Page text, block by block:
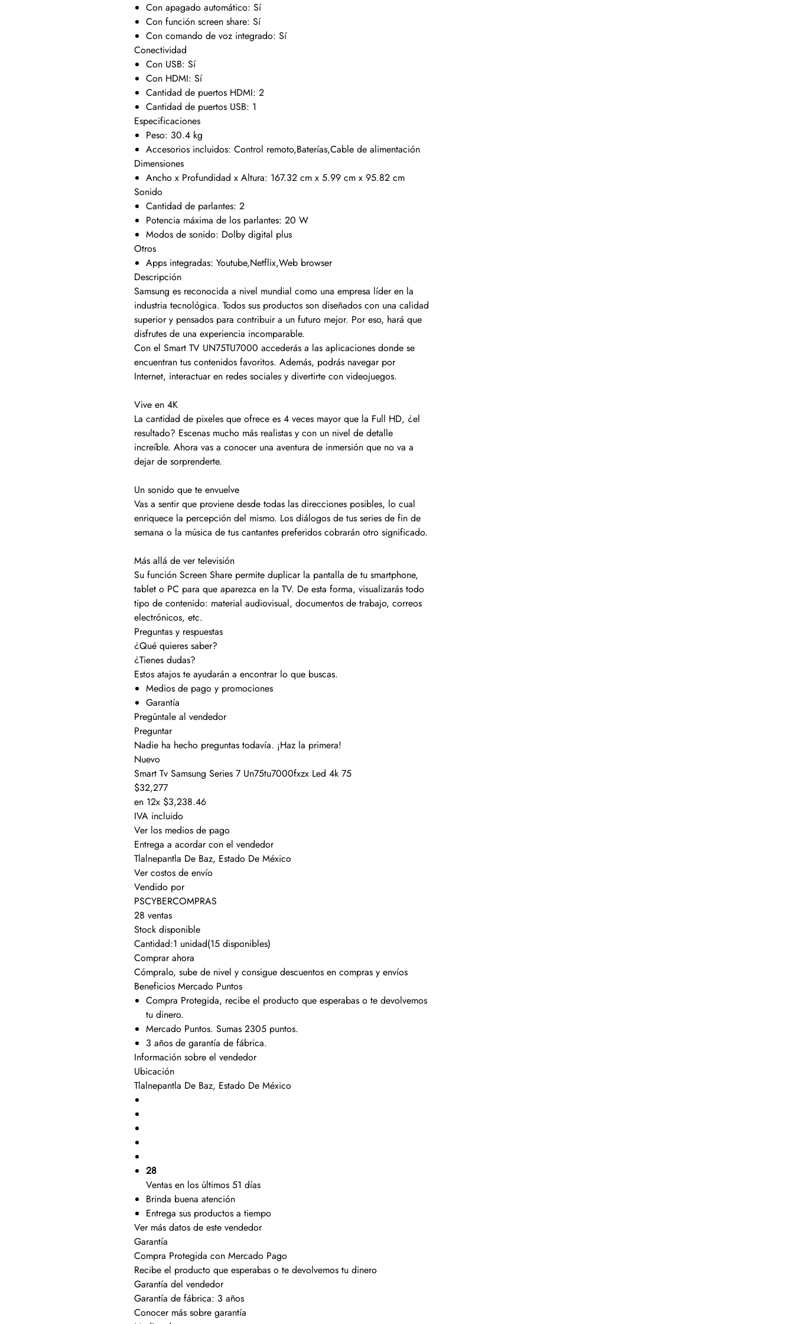
Con apagado automático: Sí
Con función screen share: Sí
Con comando de voz integrado: Sí
Conectividad
Con USB: Sí
Con HDMI: Sí
Cantidad de puertos HDMI: 2
Cantidad de puertos USB: 1
Especificaciones
Peso: 30.4 kg
Accesorios incluidos: Control remoto,Baterías,Cable de alimentación
Dimensiones
Ancho x Profundidad x Altura: 167.32 cm x 5.99 cm x 95.82 cm
Sonido
Cantidad de parlantes: 2
Potencia máxima de los parlantes: 20 W
Modos de sonido: Dolby digital plus
Otros
Apps integradas: Youtube,Netflix,Web browser
Descripción
Samsung es reconocida a nivel mundial como una empresa líder en la
industria tecnológica. Todos sus productos son diseñados con una calidad
superior y pensados para contribuir a un futuro mejor. Por eso, hará que
disfrutes de una experiencia incomparable.
Con el Smart TV UN75TU7000 accederás a las aplicaciones donde se
encuentran tus contenidos favoritos. Además, podrás navegar por
Internet, interactuar en redes sociales y divertirte con videojuegos.
Vive en 4K
La cantidad de pixeles que ofrece es 4 veces mayor que la Full HD, ¿el
resultado? Escenas mucho más realistas y con un nivel de detalle
increíble. Ahora vas a conocer una aventura de inmersión que no va a
dejar de sorprenderte.
Un sonido que te envuelve
Vas a sentir que proviene desde todas las direcciones posibles, lo cual
enriquece la percepción del mismo. Los diálogos de tus series de fin de
semana o la música de tus cantantes preferidos cobrarán otro significado.
Más allá de ver televisión
Su función Screen Share permite duplicar la pantalla de tu smartphone,
tablet o PC para que aparezca en la TV. De esta forma, visualizarás todo
tipo de contenido: material audiovisual, documentos de trabajo, correos
electrónicos, etc.
Preguntas y respuestas
¿Qué quieres saber?
¿Tienes dudas?
Estos atajos te ayudarán a encontrar lo que buscas.
Medios de pago y promociones
Garantía
Pregúntale al vendedor
Preguntar
Nadie ha hecho preguntas todavía. ¡Haz la primera!
Nuevo
Smart Tv Samsung Series 7 Un75tu7000fxzx Led 4k 75
$32,277
en 12x $3,238.46
IVA incluido
Ver los medios de pago
Entrega a acordar con el vendedor
Tlalnepantla De Baz, Estado De México
Ver costos de envío
Vendido por
PSCYBERCOMPRAS
28 ventas
Stock disponible
Cantidad:1 unidad(15 disponibles)
Comprar ahora
Cómpralo, sube de nivel y consigue descuentos en compras y envíos
Beneficios Mercado Puntos
Compra Protegida, recibe el producto que esperabas o te devolvemos
tu dinero.
Mercado Puntos. Sumas 2305 puntos.
3 años de garantía de fábrica.
Información sobre el vendedor
Ubicación
Tlalnepantla De Baz, Estado De México
28
Ventas en los últimos 51 días
Brinda buena atención
Entrega sus productos a tiempo
Ver más datos de este vendedor
Garantía
Compra Protegida con Mercado Pago
Recibe el producto que esperabas o te devolvemos tu dinero
Garantía del vendedor
Garantía de fábrica: 3 años
Conocer más sobre garantía